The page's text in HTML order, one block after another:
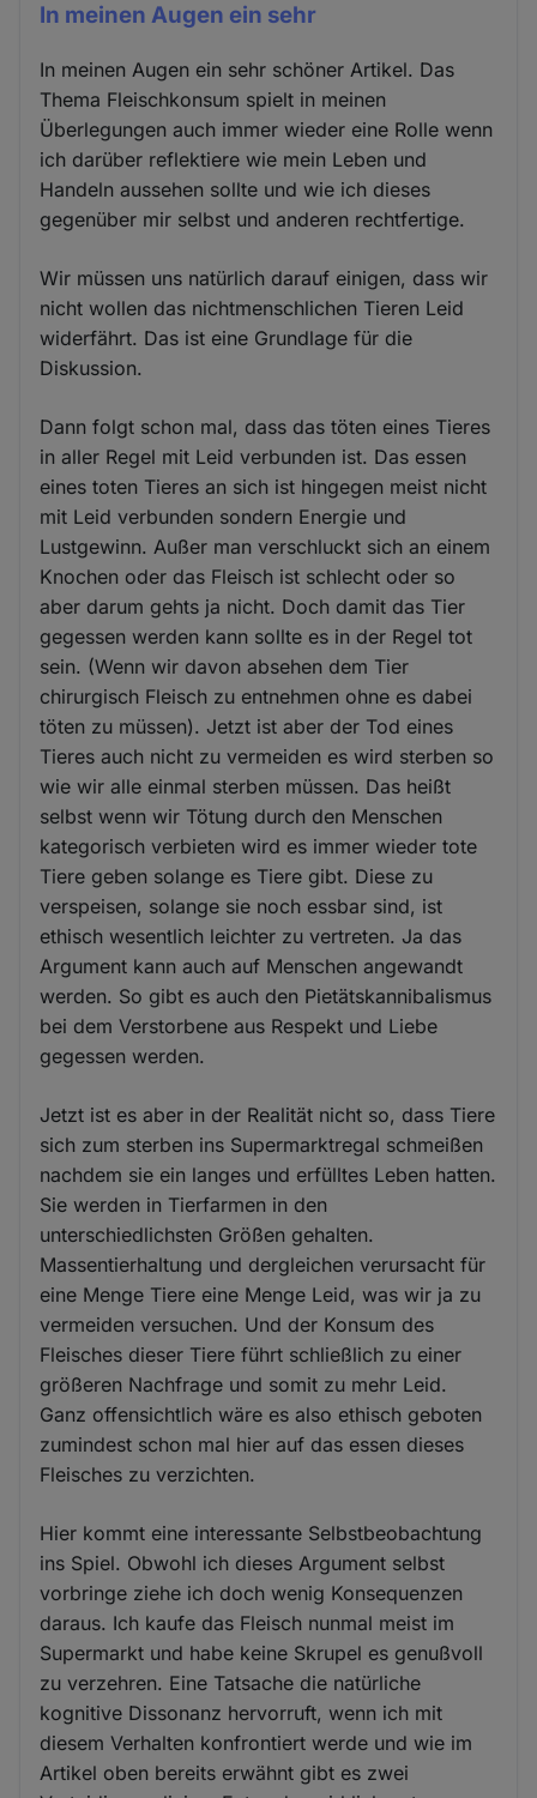
In meinen Augen ein sehr
In meinen Augen ein sehr schöner Artikel. Das
Thema Fleischkonsum spielt in meinen
Überlegungen auch immer wieder eine Rolle wenn
ich darüber reflektiere wie mein Leben und
Handeln aussehen sollte und wie ich dieses
gegenüber mir selbst und anderen rechtfertige.
Wir müssen uns natürlich darauf einigen, dass wir
nicht wollen das nichtmenschlichen Tieren Leid
widerfährt. Das ist eine Grundlage für die
Diskussion.
Dann folgt schon mal, dass das töten eines Tieres
in aller Regel mit Leid verbunden ist. Das essen
eines toten Tieres an sich ist hingegen meist nicht
mit Leid verbunden sondern Energie und
Lustgewinn. Außer man verschluckt sich an einem
Knochen oder das Fleisch ist schlecht oder so
aber darum gehts ja nicht. Doch damit das Tier
gegessen werden kann sollte es in der Regel tot
sein. (Wenn wir davon absehen dem Tier
chirurgisch Fleisch zu entnehmen ohne es dabei
töten zu müssen). Jetzt ist aber der Tod eines
Tieres auch nicht zu vermeiden es wird sterben so
wie wir alle einmal sterben müssen. Das heißt
selbst wenn wir Tötung durch den Menschen
kategorisch verbieten wird es immer wieder tote
Tiere geben solange es Tiere gibt. Diese zu
verspeisen, solange sie noch essbar sind, ist
ethisch wesentlich leichter zu vertreten. Ja das
Argument kann auch auf Menschen angewandt
werden. So gibt es auch den Pietätskannibalismus
bei dem Verstorbene aus Respekt und Liebe
gegessen werden.
Jetzt ist es aber in der Realität nicht so, dass Tiere
sich zum sterben ins Supermarktregal schmeißen
nachdem sie ein langes und erfülltes Leben hatten.
Sie werden in Tierfarmen in den
unterschiedlichsten Größen gehalten.
Massentierhaltung und dergleichen verursacht für
eine Menge Tiere eine Menge Leid, was wir ja zu
vermeiden versuchen. Und der Konsum des
Fleisches dieser Tiere führt schließlich zu einer
größeren Nachfrage und somit zu mehr Leid.
Ganz offensichtlich wäre es also ethisch geboten
zumindest schon mal hier auf das essen dieses
Fleisches zu verzichten.
Hier kommt eine interessante Selbstbeobachtung
ins Spiel. Obwohl ich dieses Argument selbst
vorbringe ziehe ich doch wenig Konsequenzen
daraus. Ich kaufe das Fleisch nunmal meist im
Supermarkt und habe keine Skrupel es genußvoll
zu verzehren. Eine Tatsache die natürliche
kognitive Dissonanz hervorruft, wenn ich mit
diesem Verhalten konfrontiert werde und wie im
Artikel oben bereits erwähnt gibt es zwei